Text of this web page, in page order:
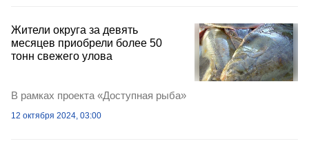
Жители округа за девять
месяцев приобрели более 50
тонн свежего улова
В рамках проекта «Доступная рыба»
12 октября 2024, 03:00